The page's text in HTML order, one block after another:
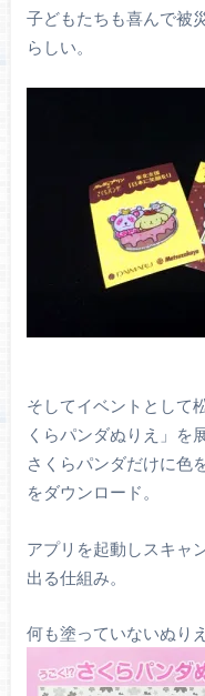
子どもたちも喜んで被
らしい。
そしてイベントとして
くらパンダぬりえ」を
さくらパンダだけに色
をダウンロード。
アプリを起動しスキャ
出る仕組み。
何も塗っていないぬり